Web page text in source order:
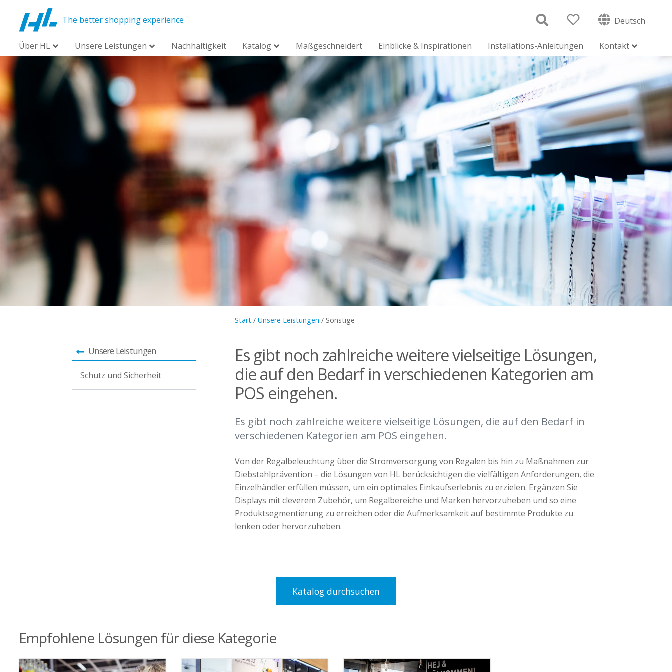
The better shopping experience Deutsch
Über HL Unsere Leistungen Nachhaltigkeit Katalog Maßgeschneidert Einblicke & Inspirationen Installations-Anleitungen Kontakt
Start / Unsere Leistungen / Sonstige
Unsere Leistungen
Schutz und Sicherheit
Es gibt noch zahlreiche weitere vielseitige Lösungen,
die auf den Bedarf in verschiedenen Kategorien am
POS eingehen.
Es gibt noch zahlreiche weitere vielseitige Lösungen, die auf den Bedarf in
verschiedenen Kategorien am POS eingehen.
Von der Regalbeleuchtung über die Stromversorgung von Regalen bis hin zu Maßnahmen zur
Diebstahlprävention – die Lösungen von HL berücksichtigen die vielfältigen Anforderungen, die
Einzelhändler erfüllen müssen, um ein optimales Einkaufserlebnis zu erzielen. Ergänzen Sie
Displays mit cleverem Zubehör, um Regalbereiche und Marken hervorzuheben und so eine
Produktsegmentierung zu erreichen oder die Aufmerksamkeit auf bestimmte Produkte zu
lenken oder hervorzuheben.
Katalog durchsuchen
Empfohlene Lösungen für diese Kategorie